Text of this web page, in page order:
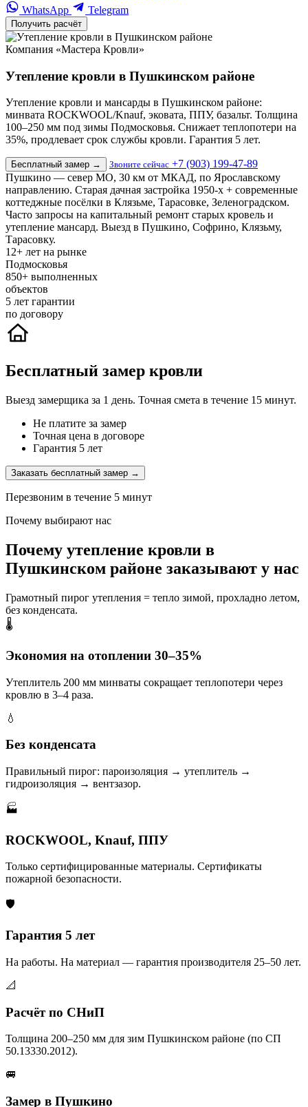
WhatsApp
Telegram
Получить расчёт
Компания «Мастера Кровли»
Утепление кровли в Пушкинском районе
Утепление кровли и мансарды в Пушкинском районе:
минвата ROCKWOOL/Knauf, эковата, ППУ, базальт. Толщина
100–250 мм под зимы Подмосковья. Снижает теплопотери на
35%, продлевает срок службы кровли. Гарантия 5 лет.
Бесплатный замер → Звоните сейчас +7 (903) 199-47-89
Пушкино — север МО, 30 км от МКАД, по Ярославскому
направлению. Старая дачная застройка 1950-х + современные
коттеджные посёлки в Клязьме, Тарасовке, Зеленоградском.
Часто запросы на капитальный ремонт старых кровель и
утепление мансард. Выезд в Пушкино, Софрино, Клязьму,
Тарасовку.
12+ лет на рынке
Подмосковья
850+ выполненных
объектов
5 лет гарантии
по договору
Бесплатный замер кровли
Выезд замерщика за 1 день. Точная смета в течение 15 минут.
Не платите за замер
Точная цена в договоре
Гарантия 5 лет
Заказать бесплатный замер →
Перезвоним в течение 5 минут
Почему выбирают нас
Почему утепление кровли в
Пушкинском районе заказывают у нас
Грамотный пирог утепления = тепло зимой, прохладно летом,
без конденсата.
🌡️
Экономия на отоплении 30–35%
Утеплитель 200 мм минваты сокращает теплопотери через
кровлю в 3–4 раза.
💧
Без конденсата
Правильный пирог: пароизоляция → утеплитель →
гидроизоляция → вентзазор.
🏭
ROCKWOOL, Knauf, ППУ
Только сертифицированные материалы. Сертификаты
пожарной безопасности.
🛡️
Гарантия 5 лет
На работы. На материал — гарантия производителя 25–50 лет.
📐
Расчёт по СНиП
Толщина 200–250 мм для зим Пушкинском районе (по СП
50.13330.2012).
🚐
Замер в Пушкино